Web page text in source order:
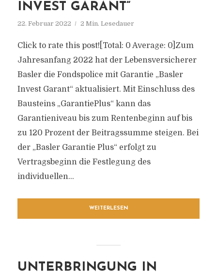
INVEST GARANT“
22. Februar 2022 2 Min. Lesedauer
Click to rate this post![Total: 0 Average: 0]Zum
Jahresanfang 2022 hat der Lebensversicherer
Basler die Fondspolice mit Garantie „Basler
Invest Garant“ aktualisiert. Mit Einschluss des
Bausteins „GarantiePlus“ kann das
Garantieniveau bis zum Rentenbeginn auf bis
zu 120 Prozent der Beitragssumme steigen. Bei
der „Basler Garantie Plus“ erfolgt zu
Vertragsbeginn die Festlegung des
individuellen...
WEITERLESEN
UNTERBRINGUNG IN